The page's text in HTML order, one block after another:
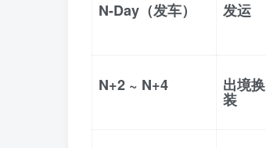
N-Day（发车） 发运
N+2 ~ N+4 出境换
装